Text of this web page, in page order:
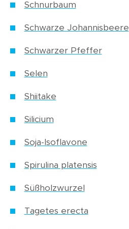
Schnurbaum
Schwarze Johannisbeere
Schwarzer Pfeffer
Selen
Shiitake
Silicium
Soja-Isoflavone
Spirulina platensis
Süßholzwurzel
Tagetes erecta